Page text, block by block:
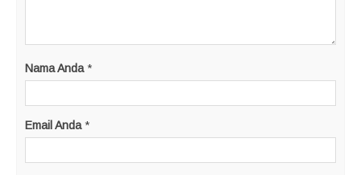
Nama Anda *
Email Anda *